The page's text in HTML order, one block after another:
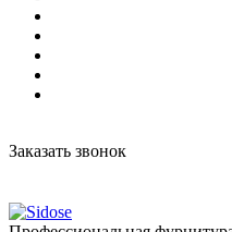
Заказать звонок